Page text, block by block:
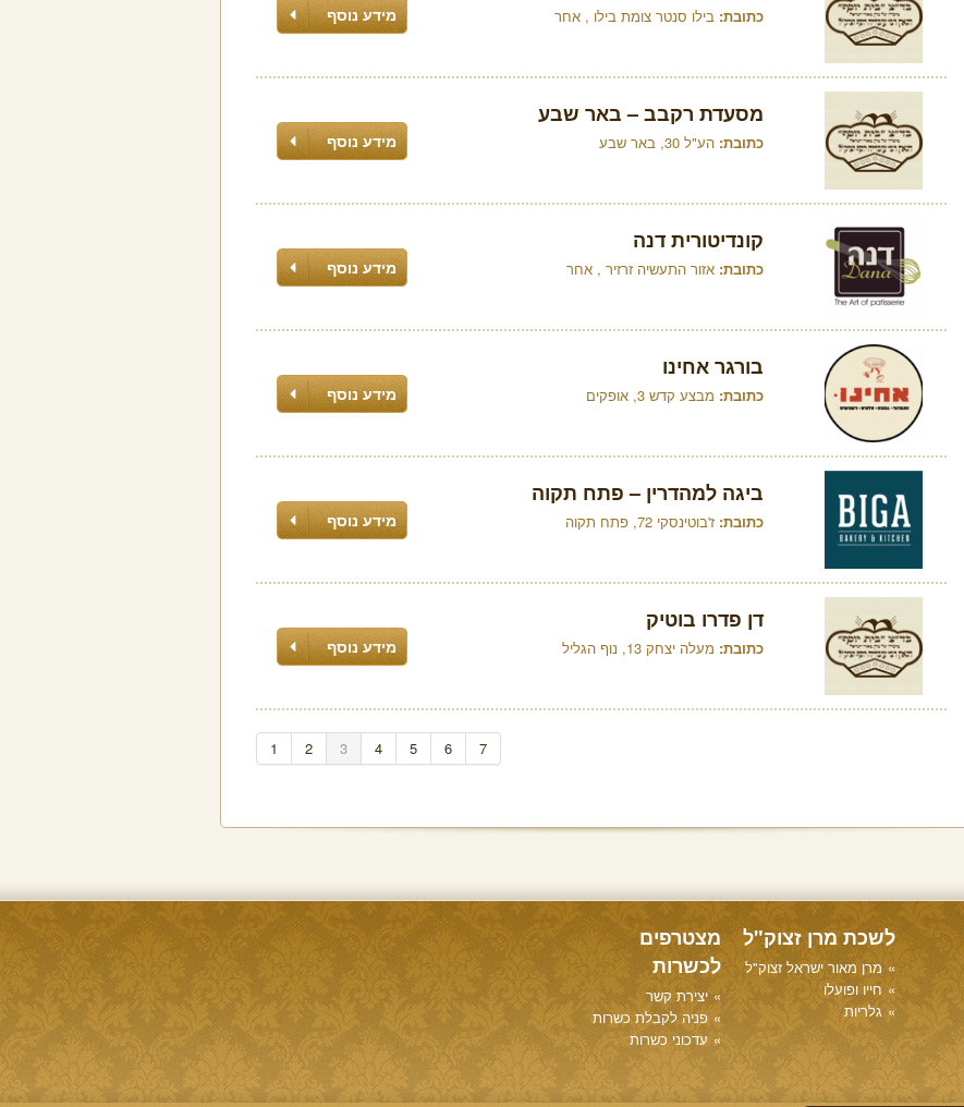
כתובת: בילו סנטר צומת בילו , אחר מידע נוסף
מסעדת רקבב – באר שבע
כתובת: הע"ל 30, באר שבע מידע נוסף
קונדיטורית דנה
כתובת: אזור התעשיה זרזיר , אחר מידע נוסף
בורגר אחינו
כתובת: מבצע קדש 3, אופקים מידע נוסף
ביגה למהדרין – פתח תקוה
כתובת: ז'בוטינסקי 72, פתח תקוה מידע נוסף
דן פדרו בוטיק
כתובת: מעלה יצחק 13, נוף הגליל מידע נוסף
1 2 3 4 5 6 7
לשכת מרן זצוק"ל
מרן מאור ישראל זצוק"ל
חייו ופועלו
גלריות
מצטרפים
לכשרות
יצירת קשר
פניה לקבלת כשרות
עדכוני כשרות